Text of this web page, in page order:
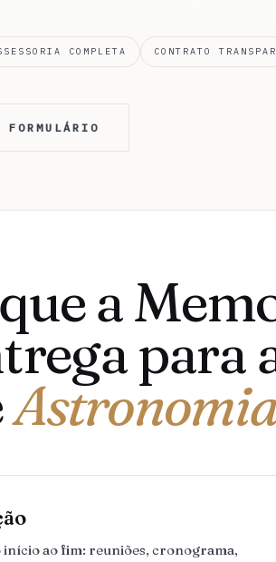
COMPLETA CONTRATO
FORMULÁRIO
a
para
início ao fim: reuniões, cronograma,